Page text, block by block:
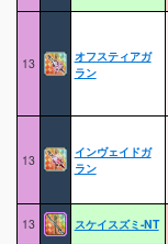
13
オフスティアガ
ラン
13
インヴェイドガ
ラン
13
スケイスズミ-NT